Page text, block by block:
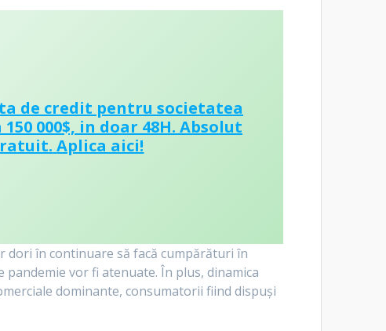
de credit pentru societatea
000$, in doar 48H. Absolut
Aplica aici!
dori în continuare să facă cumpărături în
pandemie vor fi atenuate. În plus, dinamica
dominante, consumatorii fiind dispuși